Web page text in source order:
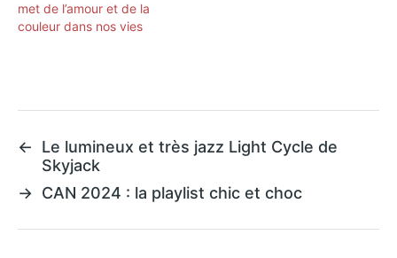
met de l’amour et de la
couleur dans nos vies
←
Le lumineux et très jazz Light Cycle de
Skyjack
→ CAN 2024 : la playlist chic et choc